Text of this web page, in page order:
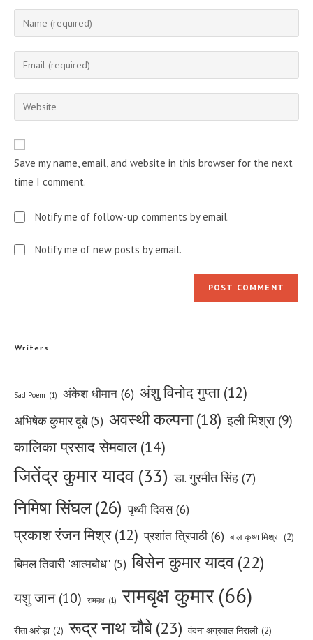
Enter
your
name
comment
Enter
your
email
address
Enter
your
URL
(optional)
Save my name, email, and website in this browser for the next
time I comment.
Notify me of follow-up comments by email.
Notify me of new posts by email.
Writers
Sad Poem (1) अंकेश धीमान (6) अंशु विनोद गुप्ता (12)
अभिषेक कुमार दूबे (5) अवस्थी कल्पना (18) इली मिश्रा (9)
कालिका प्रसाद सेमवाल (14)
जितेंद्र कुमार यादव (33) डा. गुरमीत सिंह (7)
निमिषा सिंघल(26) पृथ्वी दिवस (6)
प्रकाश रंजन मिश्र (12) प्रशांत त्रिपाठी (6) बाल कृष्ण मिश्रा (2)
बिमल तिवारी "आत्मबोध" (5) बिसेन कुमार यादव(22)
यशु जान (10) रामबृक्ष (1) रामबृक्ष कुमार(66)
रीता अरोड़ा (2) रूद्र नाथ चौबे(23) वंदना अग्रवाल निराली (2)